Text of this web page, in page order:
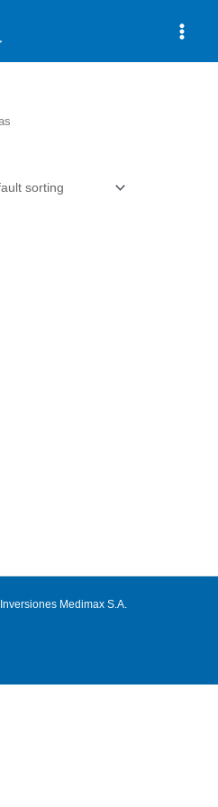
Medimax S.A.